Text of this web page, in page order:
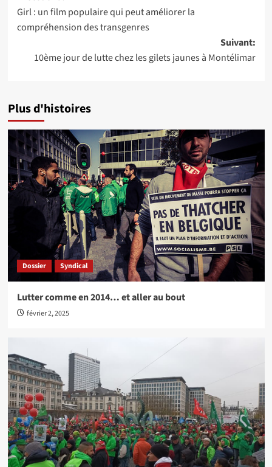
d’article
Girl : un film populaire qui peut améliorer la
compréhension des transgenres
Suivant:
10ème jour de lutte chez les gilets jaunes à Montélimar
Plus d'histoires
Dossier Syndical
Lutter comme en 2014… et aller au bout
février 2, 2025